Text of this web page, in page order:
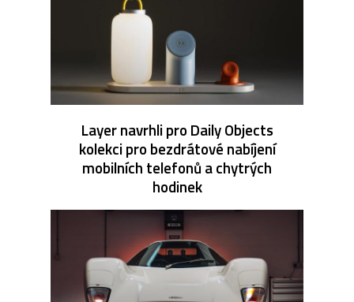
Layer navrhli pro Daily Objects
kolekci pro bezdrátové nabíjení
mobilních telefonů a chytrých
hodinek